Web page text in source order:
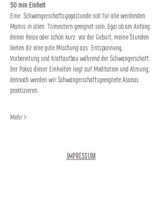
50 min Einheit
Eine  Schwangerschaftsyogastunde soll für alle werdenden
Mamis in allen  Trimestern geeignet sein. Egal ob am Anfang
deiner Reise oder schon kurz  vor der Geburt, meine Stunden
bieten dir eine gute Mischung aus  Entspannung,
Vorbereitung und Kraftaufbau während der Schwangerschaft.
Der Fokus dieser Einheiten liegt auf Meditation und Atmung,
dennoch werden wir Schwangerschaftsgeeignete Asanas
praktizieren.
Mehr >
Impressum